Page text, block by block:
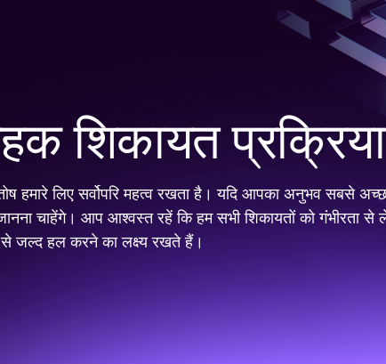
शिकायत प्रक्रिया
हमारे लिए सर्वोपरि महत्व रखता है। यदि आपका अनुभव सबसे
चाहेंगे। आप आश्वस्त रहें कि हम सभी शिकायतों को गंभीरता
जल्द हल करने का लक्ष्य रखते हैं।